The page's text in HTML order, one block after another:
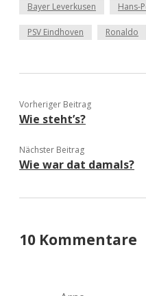
Bayer Leverkusen Hans-
PSV Eindhoven Ronaldo
Vorheriger Beitrag
Wie steht’s?
Nächster Beitrag
Wie war dat damals?
10 Kommentare